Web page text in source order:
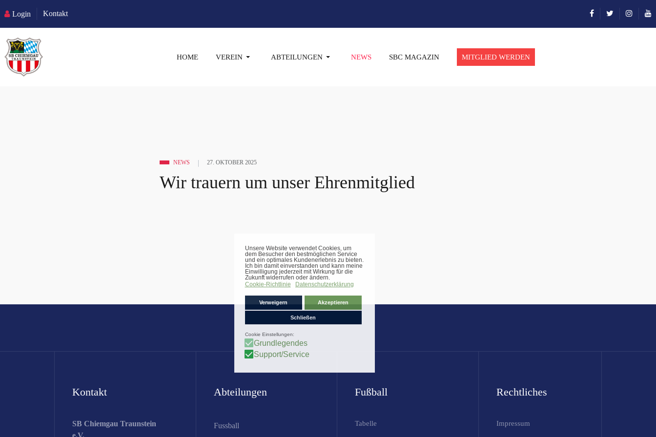
Login Kontakt
HOME VEREIN ABTEILUNGEN NEWS SBC MAGAZIN MITGLIED WERDEN
NEWS 27. OKTOBER 2025
Wir trauern um unser Ehrenmitglied
Kontakt
SB Chiemgau Traunstein
e.V.
Abteilungen
Fussball
Fußball
Tabelle
Rechtliches
Impressum